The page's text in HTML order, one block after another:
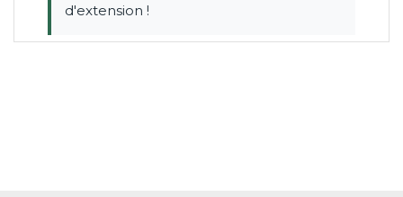
d'extension !